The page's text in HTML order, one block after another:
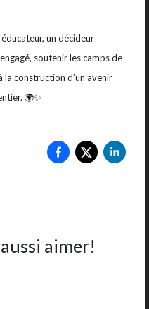
un décideur
soutenir les camps de
la construction d’un avenir
🌍✨
aimer!